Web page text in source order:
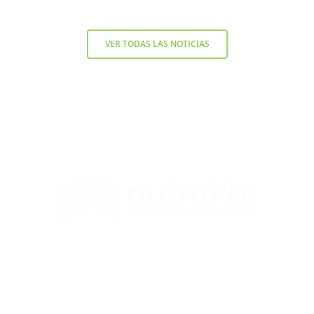
VER TODAS LAS NOTICIAS